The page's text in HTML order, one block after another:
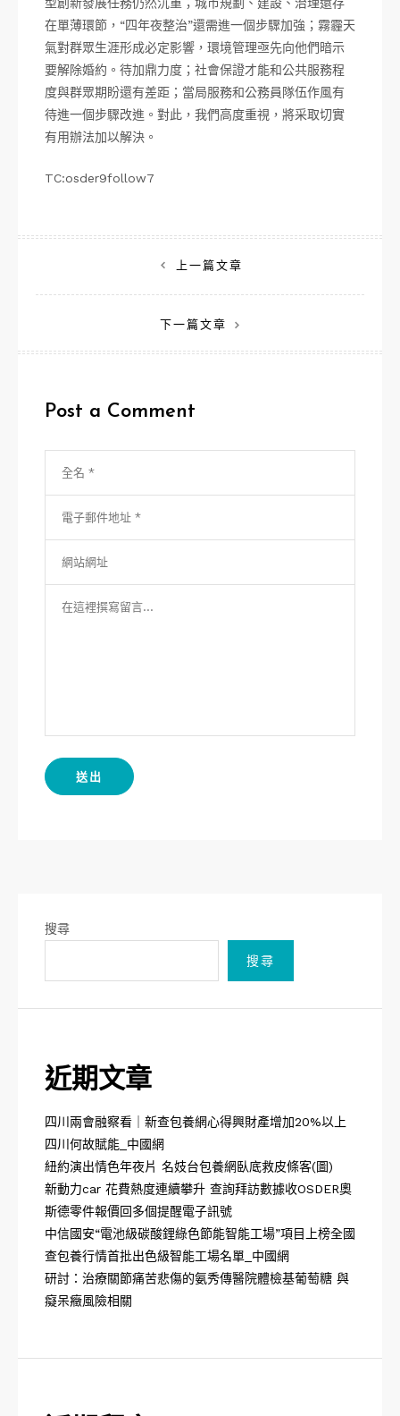
在單薄環節，“四年夜整治”還需進一個步驟加強；霧霾天
氣對群眾生涯形成必定影響，環境管理亟先向他們暗示
要解除婚約。待加鼎力度；社會保證才能和公共服務程
度與群眾期盼還有差距；當局服務和公務員隊伍作風有
待進一個步驟改進。對此，我們高度重視，將采取切實
有用辦法加以解決。
TC:osder9follow7
章
上一篇文章
下一篇文章
Post a Comment
搜尋
搜尋
近期文章
四川兩會融察看｜新查包養網心得興財產增加20%以上
四川何故賦能_中國網
紐約演出情色年夜片 名妓台包養網臥底救皮條客(圖)
新動力car 花費熱度連續攀升 查詢拜訪數據收OSDER奧
斯德零件報價回多個提醒電子訊號
中信國安“電池級碳酸鋰綠色節能智能工場”項目上榜全國
查包養行情首批出色級智能工場名單_中國網
研討：治療關節痛苦悲傷的氨秀傳醫院體檢基葡萄糖 與
癡呆癥風險相關